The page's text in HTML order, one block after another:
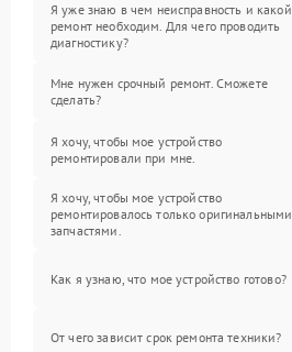
Я уже знаю в чем неисправность и какой
ремонт необходим. Для чего проводить
диагностику?
Мне нужен срочный ремонт. Сможете
сделать?
Я хочу, чтобы мое устройство
ремонтировали при мне.
Я хочу, чтобы мое устройство
ремонтировалось только оригинальными
запчастями.
Как я узнаю, что мое устройство готово?
От чего зависит срок ремонта техники?